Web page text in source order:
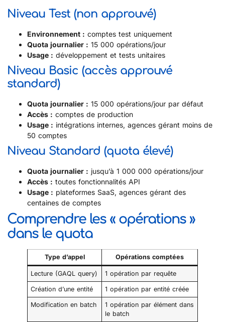
Niveau Test (non approuvé)
Environnement : comptes test uniquement
Quota journalier : 15 000 opérations/jour
Usage : développement et tests unitaires
Niveau Basic (accès approuvé
standard)
Quota journalier : 15 000 opérations/jour par défaut
Accès : comptes de production
Usage : intégrations internes, agences gérant moins de
50 comptes
Niveau Standard (quota élevé)
Quota journalier : jusqu’à 1 000 000 opérations/jour
Accès : toutes fonctionnalités API
Usage : plateformes SaaS, agences gérant des
centaines de comptes
Comprendre les « opérations »
dans le quota
Type d’appel Opérations comptées
Lecture (GAQL query) 1 opération par requête
Création d’une entité 1 opération par entité créée
Modification en batch
1 opération par élément dans
le batch